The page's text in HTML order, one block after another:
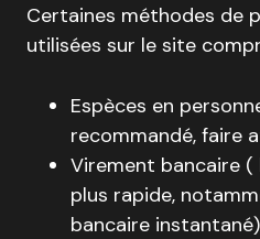
Certaines méthodes de
utilisées sur le site
Espèces en
recommandé, faire
Virement bancaire
plus rapide,
bancaire instantané)